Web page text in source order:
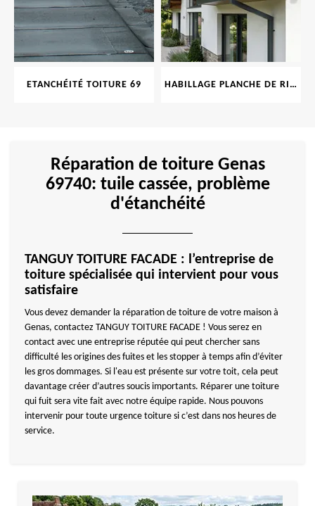
ETANCHÉITÉ TOITURE 69 HABILLAGE PLANCHE DE RIVE 69
Réparation de toiture Genas
69740: tuile cassée, problème
d'étanchéité
TANGUY TOITURE FACADE : l’entreprise de
toiture spécialisée qui intervient pour vous
satisfaire
Vous devez demander la réparation de toiture de votre maison à
Genas, contactez TANGUY TOITURE FACADE ! Vous serez en
contact avec une entreprise réputée qui peut chercher sans
difficulté les origines des fuites et les stopper à temps afin d’éviter
les gros dommages. Si l'eau est présente sur votre toit, cela peut
davantage créer d’autres soucis importants. Réparer une toiture
qui fuit sera vite fait avec notre équipe rapide. Nous pouvons
intervenir pour toute urgence toiture si c’est dans nos heures de
service.